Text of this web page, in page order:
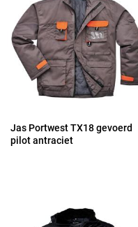
Jas Portwest TX18 gevoerd
pilot antraciet